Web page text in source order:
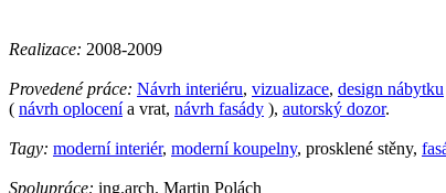
Realizace: 2008-2009
Provedené práce: Návrh interiéru, vizualizace, design nábytku
( návrh oplocenía vrat, návrh fasády ), autorský dozor.
Tagy: moderní interiér, moderní koupelny, prosklené stěny,
Spolupráce: ing.arch. Martin Polách